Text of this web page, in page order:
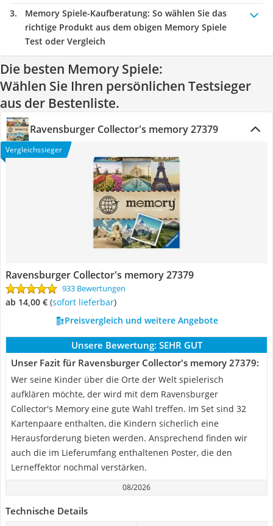
Memory Spiele-Kaufberatung: So wählen Sie das
richtige Produkt aus dem obigen Memory Spiele
Test oder Vergleich
Die besten Memory Spiele:
Wählen Sie Ihren persönlichen Testsieger
aus der Bestenliste.
Ravensburger Collector's memory 27379
Vergleichssieger
Ravensburger Collector's memory 27379
933 Bewertungen
ab 14,00 € ( Sofort lieferbar)
Preisvergleich und weitere Angebote
Unsere Bewertung: SEHR GUT
Unser Fazit für Ravensburger Collector's memory 27379:
Wer seine Kinder über die Orte der Welt spielerisch
aufklären möchte, der wird mit dem Ravensburger
Collector's Memory eine gute Wahl treffen. Im Set sind 32
Kartenpaare enthalten, die Kindern sicherlich eine
Herausforderung bieten werden. Ansprechend finden wir
auch die im Lieferumfang enthaltenen Poster, die den
Lerneffektor nochmal verstärken.
08/2026
Technische Details